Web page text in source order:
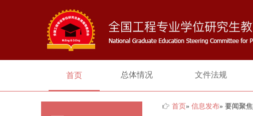
首页 总体情况 文件法规
首页 » 信息发布» 要闻聚焦